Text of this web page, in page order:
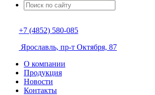
+7 (4852) 580-085
Ярославль, пр-т Октября, 87
О компании
Продукция
Новости
Контакты